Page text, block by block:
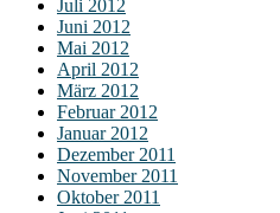
Juli 2012
Juni 2012
Mai 2012
April 2012
März 2012
Februar 2012
Januar 2012
Dezember 2011
November 2011
Oktober 2011